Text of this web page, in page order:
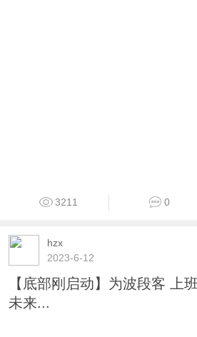
3211 0
hzx
2023-6-12
【底部刚启动】为波段客 上
未来...